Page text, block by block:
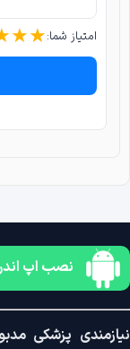
امتیاز شما: ★★
نصب اپ
نیازمندی پزشکی